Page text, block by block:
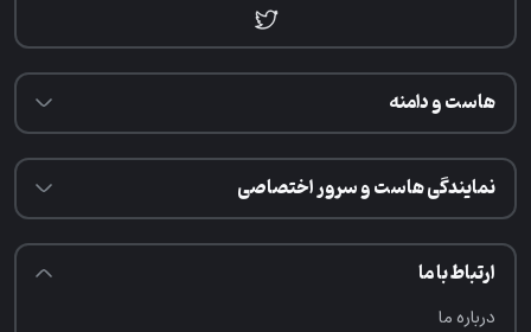
هاست و دامنه
نمایندگی هاست و سرور اختصاصی
ارتباط با ما
درباره ما